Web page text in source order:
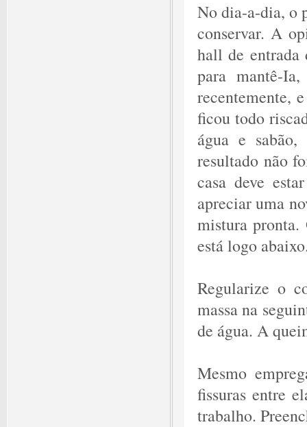
No dia-a-dia, o
conservar. A
hall de entrada
para mantê-
recentemente,
ficou todo
água e
resultado não
casa deve
apreciar uma
mistura pronta.
está logo
Regularize o
massa na
de água. A
Mesmo
fissuras entre
trabalho.